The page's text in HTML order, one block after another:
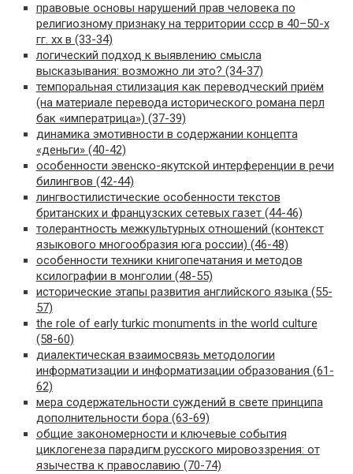
правовые основы нарушений прав человека по
религиозному признаку на территории ссср в 40–50-х
гг. хх в (33-34)
логический подход к выявлению смысла
высказывания: возможно ли это? (34-37)
темпоральная стилизация как переводческий приём
(на материале перевода исторического романа перл
бак «императрица») (37-39)
динамика эмотивности в содержании концепта
«деньги» (40-42)
особенности эвенско-якутской интерференции в речи
билингвов (42-44)
лингвостилистические особенности текстов
британских и французских сетевых газет (44-46)
толерантность межкультурных отношений (контекст
языкового многообразия юга россии) (46-48)
особенности техники книгопечатания и методов
ксилографии в монголии (48-55)
исторические этапы развития английского языка (55-
57)
the role of early turkic monuments in the world culture
(58-60)
диалектическая взаимосвязь методологии
информатизации и информатизации образования (61-
62)
мера содержательности суждений в свете принципа
дополнительности бора (63-69)
общие закономерности и ключевые события
циклогенеза парадигм русского мировоззрения: от
язычества к православию (70-74)